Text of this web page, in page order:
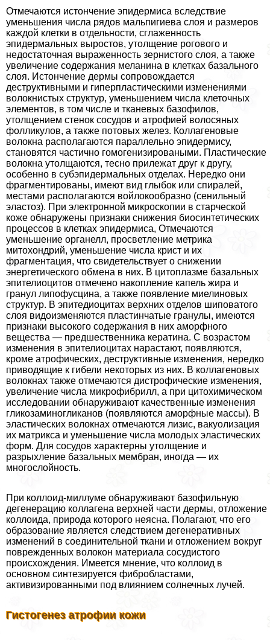
Отмечаются истончение эпидермиса вследствие
уменьшения числа рядов мальпигиева слоя и размеров
каждой клетки в отдельности, сглаженность
эпидермальных выростов, утолщение рогового и
недостаточная выраженность зернистого слоя, а также
увеличение содержания меланина в клетках базального
слоя. Истончение дермы сопровождается
деструктивными и гиперпластическими изменениями
волокнистых структур, уменьшением числа клеточных
элементов, в том числе и тканевых базофилов,
утолщением стенок сосудов и атрофией волосяных
фолликулов, а также потовых желез. Коллагеновые
волокна располагаются параллельно эпидермису,
становятся частично гомогенизироваными. Пластические
волокна утолщаются, тесно прилежат друг к другу,
особенно в субэпидермальных отделах. Нередко они
фрагментированы, имеют вид глыбок или спиралей,
местами располагаются войлокообразно (сенильный
эластоз). При электронной микроскопии в старческой
коже обнаружены признаки снижения биосинтетических
процессов в клетках эпидермиса, Отмечаются
уменьшение органелл, просветление метрика
митохондрий, уменьшение числа крист и их
фрагментация, что свидетельствует о снижении
энергетического обмена в них. В цитоплазме базальных
эпителиоцитов отмечено накопление капель жира и
гранул липофусцина, а также появление миелиновых
структур. В эпитедиоцитах верхних отделов шиповатого
слоя видоизменяются пластинчатые гранулы, имеются
признаки высокого содержания в них аморфного
вещества — предшественника кератина. С возрастом
изменения в эпителиоцитах нарастают, появляются,
кроме атрофических, деструктивные изменения, нередко
приводящие к гибели некоторых из них. В коллагеновых
волокнах также отмечаются дистрофические изменения,
увеличение числа микрофибрилл, а при цитохимическом
исследовании обнаруживают качественные изменения
гликозаминогликанов (появляются аморфные массы). В
эластических волокнах отмечаются лизис, вакуолизация
их матрикса и уменьшение числа молодых эластических
форм. Для сосудов хаpaктерны утолщение и
разрыхление базальных мембран, иногда — их
многослойность.
При коллоид-миллуме обнаруживают базофильную
дегенерацию коллагена верхней части дермы, отложение
коллоида, природа которого неясна. Полагают, что его
образование является следствием дегенеративных
изменений в соединительной ткани и отложением вокруг
поврежденных волокон материала сосудистого
происхождения. Имеется мнение, что коллоид в
основном синтезируется фибробластами,
активизированными под влиянием солнечных лучей.
Гистогенез атрофии кожи